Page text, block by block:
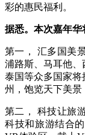
彩的惠民福利。
据悉。本次嘉年华
第一， 汇多国美
浦路斯、马耳他、
泰国等众多国家
州，饱览天下美景
第二， 科技让旅
科技和旅游结合